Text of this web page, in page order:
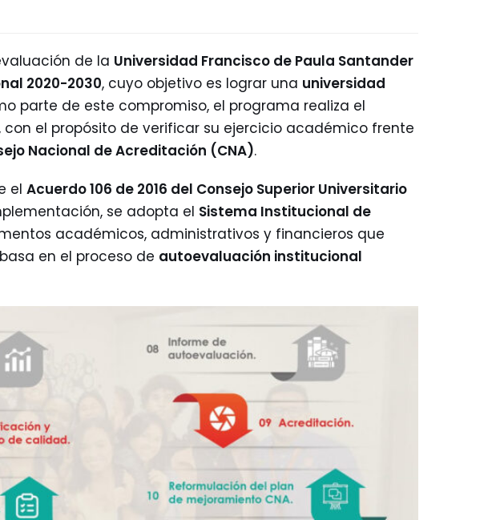
de la Universidad Francisco de Paula Santander
2020-2030, cuyo objetivo es lograr una universidad
parte de este compromiso, el programa realiza el
con el propósito de verificar su ejercicio académico frente
Nacional de Acreditación (CNA).
el Acuerdo 106 de 2016 del Consejo Superior Universitario
se adopta el Sistema Institucional de
académicos, administrativos y financieros que
en el proceso de autoevaluación institucional